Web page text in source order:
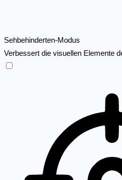
Sehbehinderten-Modus
Verbessert die visuellen Elemente